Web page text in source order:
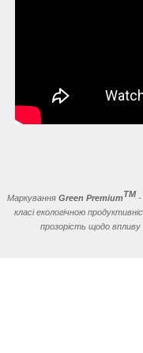
МаркуванняGreen PremiumTM -
класі екологічною
прозорість щодо